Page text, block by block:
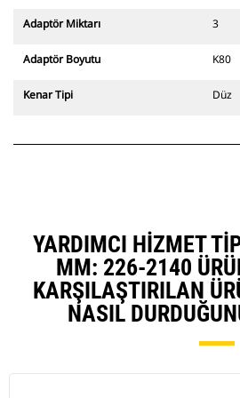
CW Özel
hızlı
Ataşman
CW Özel
Adaptör Miktarı 3
Adaptör Boyutu K80
Kenar Tipi Düz
YARDIMCI HIZMET
MM: 226-2140
KARŞILAŞTIRILAN
NASIL